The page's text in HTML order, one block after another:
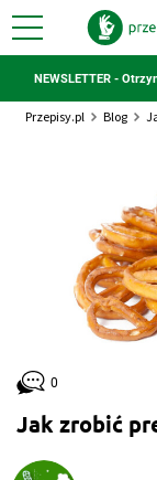
NEWSLETTER -
Przepisy.pl Blog
Jak zrobić
0